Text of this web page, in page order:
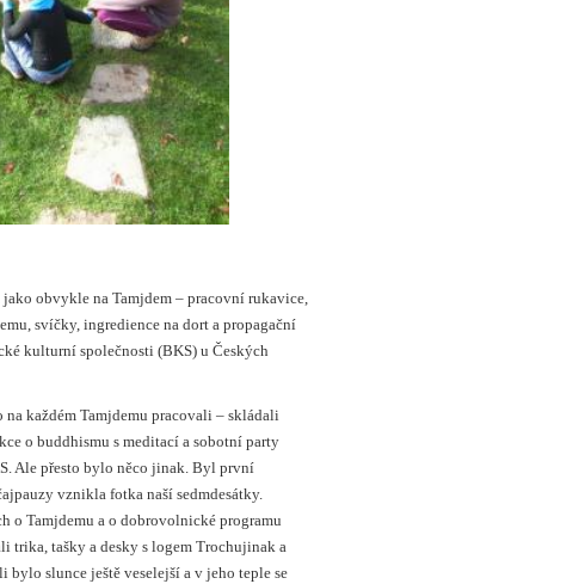
obvykle na Tamjdem – pracovní rukavice,
svíčky, ingredience na dort a propagační
kulturní společnosti (BKS) u Českých
každém Tamjdemu pracovali – skládali
o buddhismu s meditací a sobotní party
Ale přesto bylo něco jinak. Byl první
vznikla fotka naší sedmdesátky.
o Tamjdemu a o dobrovolnické programu
trika, tašky a desky s logem Trochujinak a
slunce ještě veselejší a v jeho teple se